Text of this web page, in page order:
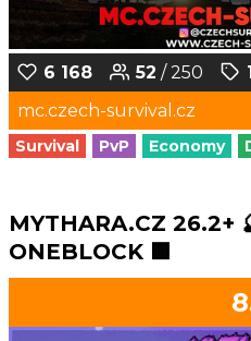
6 168 52 / 250
mc.czech-survival.cz
Survival PvP Economy
MYTHARA.CZ 26.2+
ONEBLOCK 🟩